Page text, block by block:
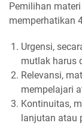
Pemilihan
memperhatikan
Urgensi,
mutlak harus
Relevansi,
mempelajari
Kontinuitas,
lanjutan atau